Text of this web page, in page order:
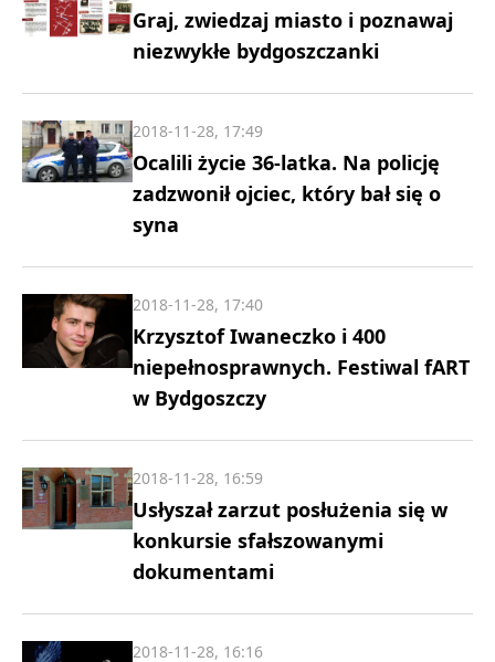
Graj, zwiedzaj miasto i poznawaj
niezwykłe bydgoszczanki
Ocalili życie 36-latka. Na policję
zadzwonił ojciec, który bał się o
syna
2018-11-28, 17:49
Krzysztof Iwaneczko i 400
niepełnosprawnych. Festiwal fART
w Bydgoszczy
2018-11-28, 17:40
Usłyszał zarzut posłużenia się w
konkursie sfałszowanymi
dokumentami
2018-11-28, 16:59
2018-11-28, 16:16